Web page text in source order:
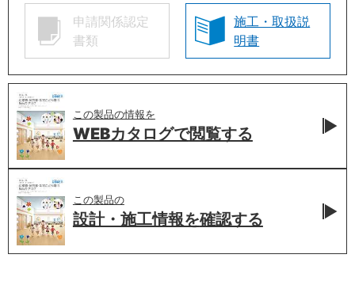
申請関係認定
書類
施工・取扱説
明書
この製品の情報を
WEBカタログで閲覧する
この製品の
設計・施工情報を確認する